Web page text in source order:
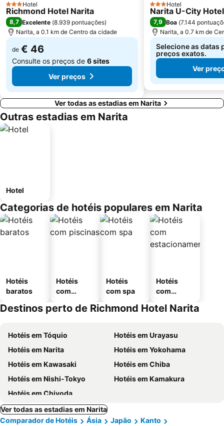
3 Estrelas
Hotel
Richmond Hotel Narita
8,7 Excelente (8.939 pontuações)
Narita, a 0.1 km de Centro da cidade
de € 46
Consulte os preços de 6 sites
Ver preços
3 Estrelas
Hotel
Narita U-City Hotel
7,9 Boa (7.144
Narita, a 0.7 km de
Selecione as datas
preços exatos.
Ver
Ver todas as estadias em Narita
Outras estadias em Narita
Hotel
Categorias de hotéis populares em Narita
Hotéis
baratos
Hotéis
com
Hotéis
com spa
Hotéis
com
mento
Destinos perto de Richmond Hotel Narita
Hotéis em Tóquio
Hotéis em Urayasu
Hotéis em Narita
Hotéis em Yokohama
Hotéis em Kawasaki
Hotéis em Chiba
Hotéis em Nishi-Tokyo
Hotéis em Kamakura
Hotéis em Chiyoda
Ver todas as estadias em Narita
Comparador de Hotéis
Ásia Japão
Kanto